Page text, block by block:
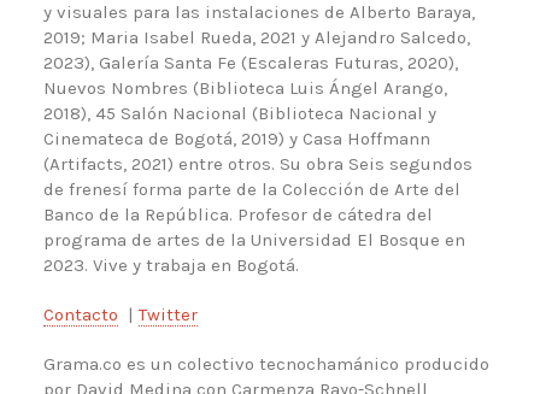
y visuales para las instalaciones de Alberto Baraya,
2019; Maria Isabel Rueda, 2021 y Alejandro Salcedo,
2023), Galería Santa Fe (Escaleras Futuras, 2020),
Nuevos Nombres (Biblioteca Luis Ángel Arango,
2018), 45 Salón Nacional (Biblioteca Nacional y
Cinemateca de Bogotá, 2019) y Casa Hoffmann
(Artifacts, 2021) entre otros. Su obra Seis segundos
de frenesí forma parte de la Colección de Arte del
Banco de la República. Profesor de cátedra del
programa de artes de la Universidad El Bosque en
2023. Vive y trabaja en Bogotá.
Contacto |Twitter
Grama.co es un colectivo tecnochamánico producido
por David Medina con Carmenza Rayo-Schnell,